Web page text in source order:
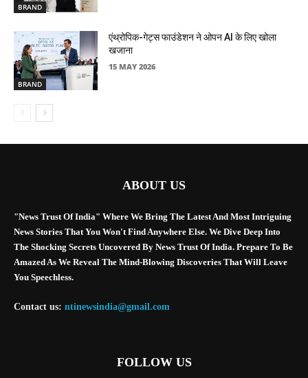
BRAND
BRAND
एंथ्रोपिक-गेट्स फाउंडेशन ने ओपन AI के लिए खोला
खजाना
15 MAY 2026
ABOUT US
"News Trust Of India" Where We Bring The Latest And Most Intriguing
News Stories That You Won't Find Anywhere Else. We Dive Deep Into
The Shocking Secrets Uncovered By News Trust Of India. Prepare To Be
Amazed As We Reveal The Mind-Blowing Discoveries That Will Leave
You Speechless.
Contact us: ntinewsindia@gmail.com
FOLLOW US